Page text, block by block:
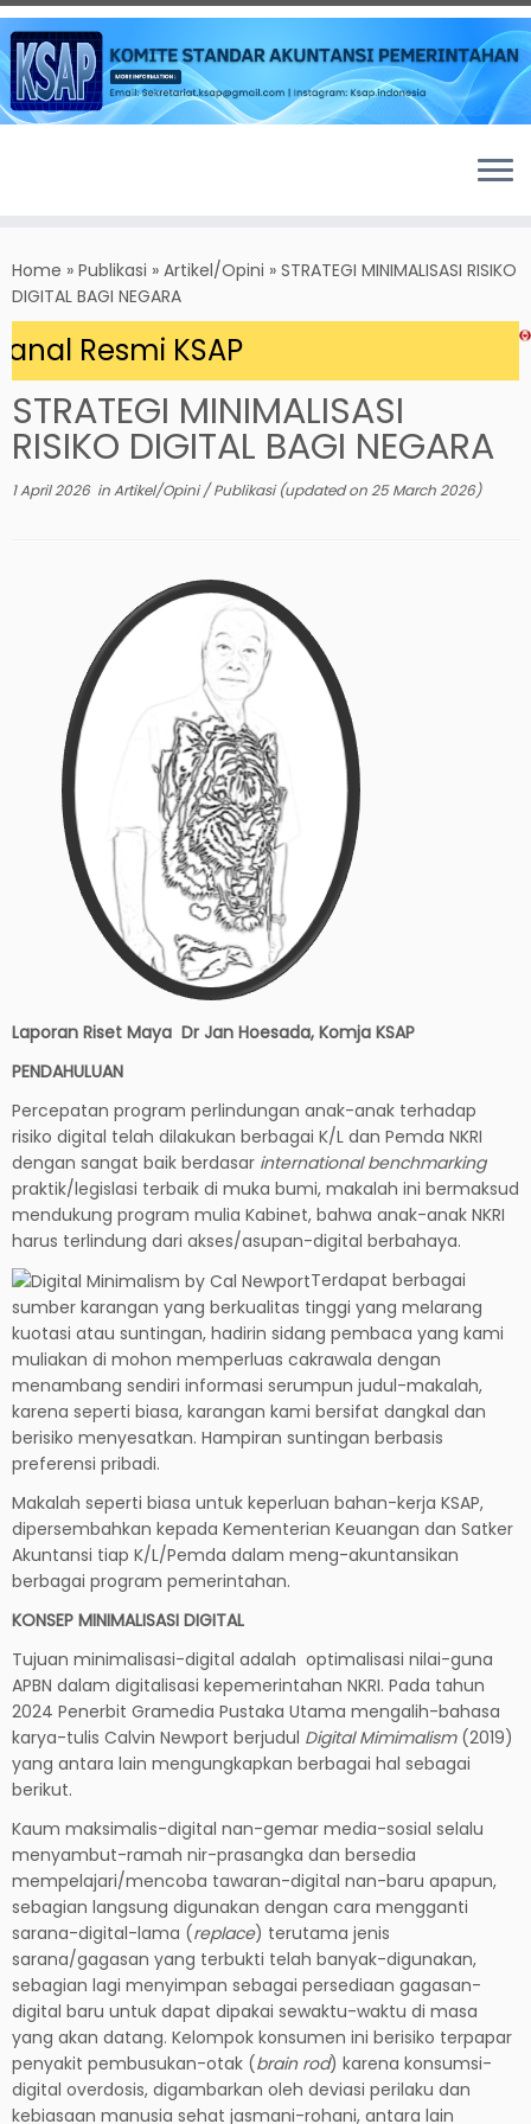
to
content
Home » Publikasi » Artikel/Opini » STRATEGI MINIMALISASI RISIKO
DIGITAL BAGI NEGARA
Resmi KSAP
STRATEGI MINIMALISASI
RISIKO DIGITAL BAGI NEGARA
1 April 2026inArtikel/Opini/Publikasi(updated on25 March 2026)
Laporan Riset Maya Dr Jan Hoesada, Komja KSAP
PENDAHULUAN
Percepatan program perlindungan anak-anak terhadap
risiko digital telah dilakukan berbagai K/L dan Pemda NKRI
dengan sangat baik berdasar international benchmarking
praktik/legislasi terbaik di muka bumi, makalah ini bermaksud
mendukung program mulia Kabinet, bahwa anak-anak NKRI
harus terlindung dari akses/asupan-digital berbahaya.
Terdapat berbagai
sumber karangan yang berkualitas tinggi yang melarang
kuotasi atau suntingan, hadirin sidang pembaca yang kami
muliakan di mohon memperluas cakrawala dengan
menambang sendiri informasi serumpun judul-makalah,
karena seperti biasa, karangan kami bersifat dangkal dan
berisiko menyesatkan. Hampiran suntingan berbasis
preferensi pribadi.
Makalah seperti biasa untuk keperluan bahan-kerja KSAP,
dipersembahkan kepada Kementerian Keuangan dan Satker
Akuntansi tiap K/L/Pemda dalam meng-akuntansikan
berbagai program pemerintahan.
KONSEP MINIMALISASI DIGITAL
Tujuan minimalisasi-digital adalah optimalisasi nilai-guna
APBN dalam digitalisasi kepemerintahan NKRI. Pada tahun
2024 Penerbit Gramedia Pustaka Utama mengalih-bahasa
karya-tulis Calvin Newport berjudul Digital Mimimalism(2019)
yang antara lain mengungkapkan berbagai hal sebagai
berikut.
Kaum maksimalis-digital nan-gemar media-sosial selalu
menyambut-ramah nir-prasangka dan bersedia
mempelajari/mencoba tawaran-digital nan-baru apapun,
sebagian langsung digunakan dengan cara mengganti
sarana-digital-lama (replace) terutama jenis
sarana/gagasan yang terbukti telah banyak-digunakan,
sebagian lagi menyimpan sebagai persediaan gagasan-
digital baru untuk dapat dipakai sewaktu-waktu di masa
yang akan datang. Kelompok konsumen ini berisiko terpapar
penyakit pembusukan-otak (brain rod) karena konsumsi-
digital overdosis, digambarkan oleh deviasi perilaku dan
kebiasaan manusia sehat jasmani-rohani, antara lain